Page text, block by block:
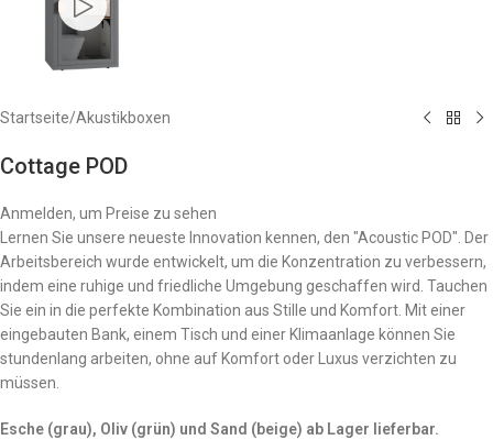
Startseite/Akustikboxen
Cottage POD
Anmelden, um Preise zu sehen
Lernen Sie unsere neueste Innovation kennen, den "Acoustic POD". Der
Arbeitsbereich wurde entwickelt, um die Konzentration zu verbessern,
indem eine ruhige und friedliche Umgebung geschaffen wird. Tauchen
Sie ein in die perfekte Kombination aus Stille und Komfort. Mit einer
eingebauten Bank, einem Tisch und einer Klimaanlage können Sie
stundenlang arbeiten, ohne auf Komfort oder Luxus verzichten zu
müssen.
Esche (grau), Oliv (grün) und Sand (beige) ab Lager lieferbar.